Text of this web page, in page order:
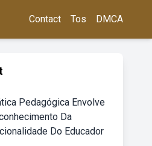
Contact Tos DMCA
Pedagógica Envolve
Da
Do Educador